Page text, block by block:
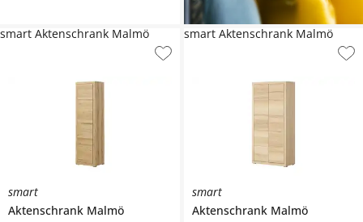
smart
Aktenschrank Malmö
smart Aktenschrank Malmö
smart
Aktenschrank Malmö
smart Aktenschrank Malmö